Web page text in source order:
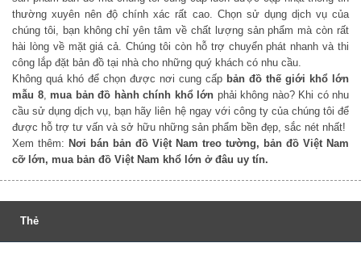
thường xuyên nên độ chính xác rất cao. Chọn sử dụng dịch vụ của
chúng tôi, bạn không chỉ yên tâm về chất lượng sản phẩm mà còn rất
hài lòng về mặt giá cả. Chúng tôi còn hỗ trợ chuyển phát nhanh và thi
công lắp đặt bản đồ tại nhà cho những quý khách có nhu cầu.
Không quá khó để chọn được nơi cung cấp bản đồ thế giới khổ lớn
mẫu 8, mua bản đồ hành chính khổ lớn phải không nào? Khi có nhu
cầu sử dụng dịch vụ, bạn hãy liên hệ ngay với công ty của chúng tôi để
được hỗ trợ tư vấn và sở hữu những sản phẩm bền đẹp, sắc nét nhất!
Xem thêm: Nơi bán bản đồ Việt Nam treo tường, bản đồ Việt Nam
cỡ lớn, mua bản đồ Việt Nam khổ lớn ở đâu uy tín.
Thẻ